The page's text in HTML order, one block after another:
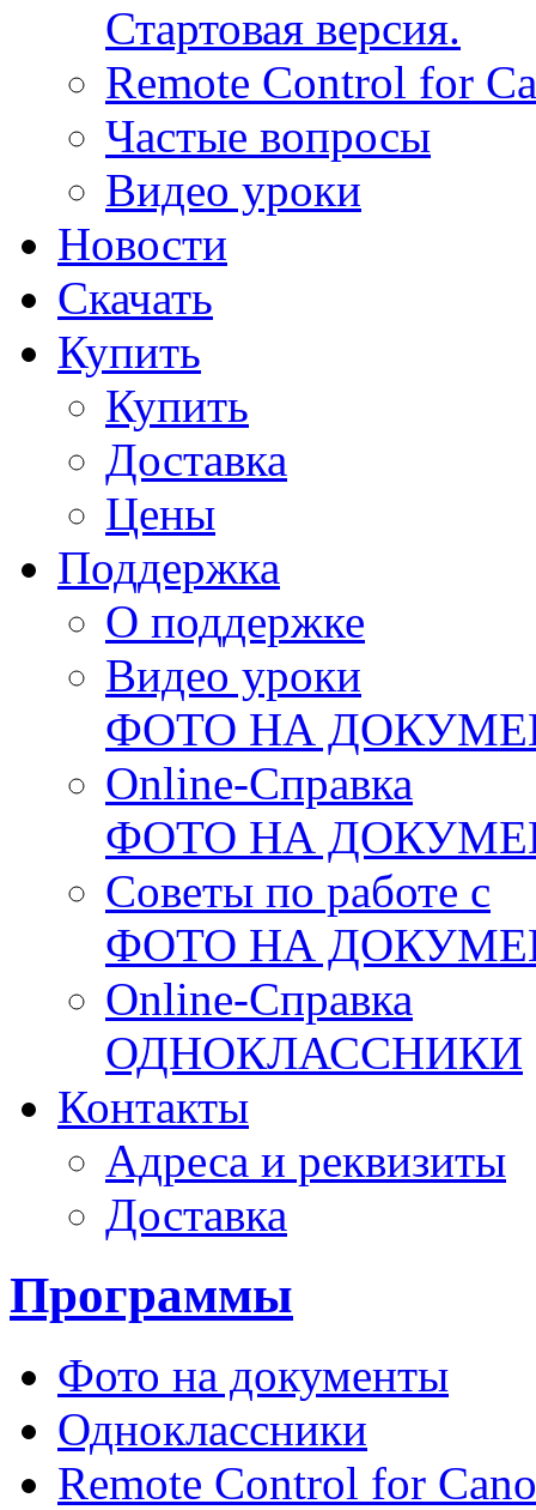
Стартовая версия.
Remote Control for
Частые вопросы
Видео уроки
Новости
Скачать
Купить
Купить
Доставка
Цены
Поддержка
О поддержке
Видео уроки
ФОТО НА
Online-Справка
ФОТО НА
Советы по работе с
ФОТО НА
Online-Справка
ОДНОКЛАССНИКИ
Контакты
Адреса и реквизиты
Доставка
Программы
Фото на документы
Одноклассники
Remote Control for